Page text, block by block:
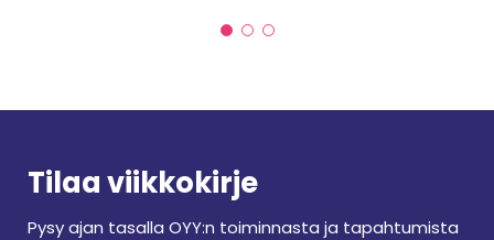
Tilaa viikkokirje
Pysy ajan tasalla OYY:n toiminnasta ja tapahtumista